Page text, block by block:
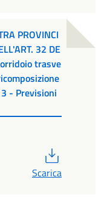
PROVINCI
32 DE
trasve
- Previsioni
Scarica